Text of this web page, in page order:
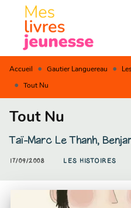
MENU
PIED DE PAGE
Accueil • Gautier Languereau •
• Tout Nu
Tout Nu
Taï-Marc Le Thanh,
17/09/2008 LES HISTOIRES